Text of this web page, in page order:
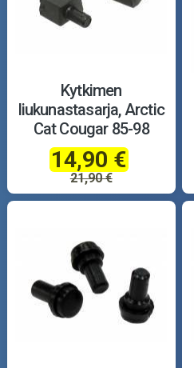
Kytkimen
liukunastasarja, Arctic
Cat Cougar 85-98
14,90 €
21,90 €